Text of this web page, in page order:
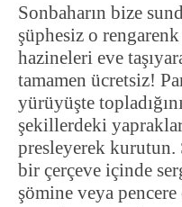
Sonbaharın bize
şüphesiz o
hazineleri eve
tamamen ücretsiz!
yürüyüşte
şekillerdeki
presleyerek kurutun.
bir çerçeve içinde
şömine veya